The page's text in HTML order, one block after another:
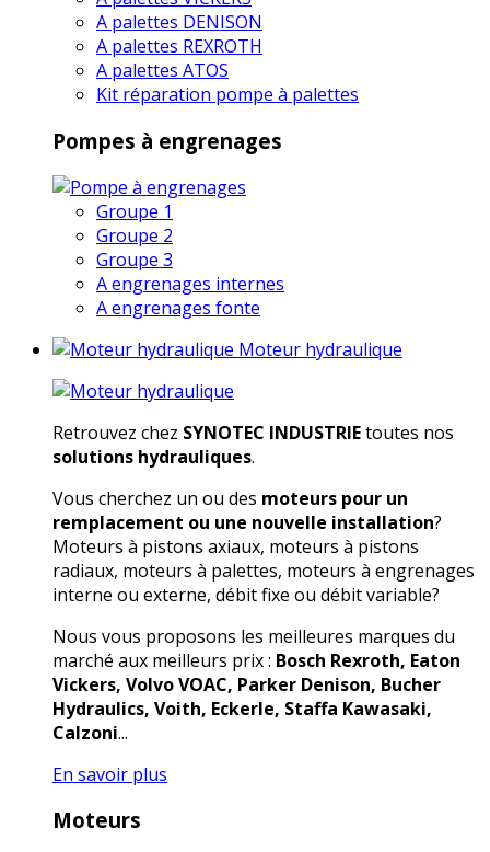
A palettes DENISON
A palettes REXROTH
A palettes ATOS
Kit réparation pompe à palettes
Pompes à engrenages
Groupe 1
Groupe 2
Groupe 3
A engrenages internes
A engrenages fonte
Moteur hydraulique
Retrouvez chez SYNOTEC INDUSTRIEtoutes nos
solutions hydrauliques.
Vous cherchez un ou des moteurs pour un
remplacement ou une nouvelle installation?
Moteurs à pistons axiaux, moteurs à pistons
radiaux, moteurs à palettes, moteurs à engrenages
interne ou externe, débit fixe ou débit variable?
Nous vous proposons les meilleures marques du
marché aux meilleurs prix : Bosch Rexroth, Eaton
Vickers, Volvo VOAC, Parker Denison, Bucher
Hydraulics, Voith, Eckerle, Staffa Kawasaki,
Calzoni...
En savoir plus
Moteurs